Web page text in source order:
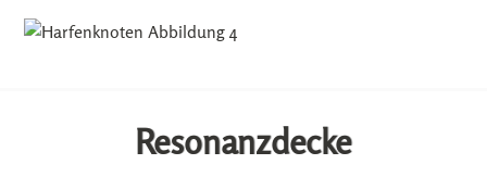
Resonanzdecke